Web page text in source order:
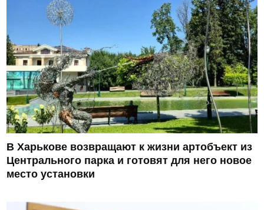
В Харькове возвращают к жизни артобъект из
Центрального парка и готовят для него новое
место установки